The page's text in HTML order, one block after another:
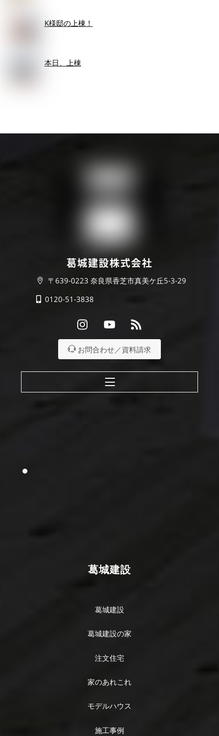
K様邸の上棟！
本日、上棟
葛城建設株式会社
〒639-0223 奈良県香芝市真美ケ丘5-3-29
0120-51-3838
InstagramYoutube RSS
お問合わせ／資料請求
Menu
葛城建設
葛城建設
葛城建設の家
注文住宅
家のあれこれ
モデルハウス
施工事例